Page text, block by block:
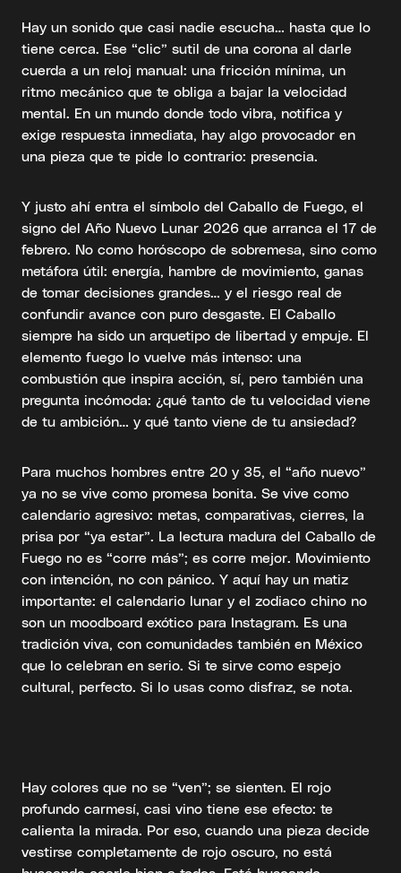
Hay un sonido que casi nadie escucha… hasta que lo
tiene cerca. Ese “clic” sutil de una corona al darle
cuerda a un reloj manual: una fricción mínima, un
ritmo mecánico que te obliga a bajar la velocidad
mental. En un mundo donde todo vibra, notifica y
exige respuesta inmediata, hay algo provocador en
una pieza que te pide lo contrario: presencia.
Y justo ahí entra el símbolo del Caballo de Fuego, el
signo del Año Nuevo Lunar 2026 que arranca el 17 de
febrero. No como horóscopo de sobremesa, sino como
metáfora útil: energía, hambre de movimiento, ganas
de tomar decisiones grandes… y el riesgo real de
confundir avance con puro desgaste. El Caballo
siempre ha sido un arquetipo de libertad y empuje. El
elemento fuego lo vuelve más intenso: una
combustión que inspira acción, sí, pero también una
pregunta incómoda: ¿qué tanto de tu velocidad viene
de tu ambición… y qué tanto viene de tu ansiedad?
Para muchos hombres entre 20 y 35, el “año nuevo”
ya no se vive como promesa bonita. Se vive como
calendario agresivo: metas, comparativas, cierres, la
prisa por “ya estar”. La lectura madura del Caballo de
Fuego no es “corre más”; es corre mejor. Movimiento
con intención, no con pánico. Y aquí hay un matiz
importante: el calendario lunar y el zodiaco chino no
son un moodboard exótico para Instagram. Es una
tradición viva, con comunidades también en México
que lo celebran en serio. Si te sirve como espejo
cultural, perfecto. Si lo usas como disfraz, se nota.
Hay colores que no se “ven”; se sienten. El rojo
profundo carmesí, casi vino tiene ese efecto: te
calienta la mirada. Por eso, cuando una pieza decide
vestirse completamente de rojo oscuro, no está